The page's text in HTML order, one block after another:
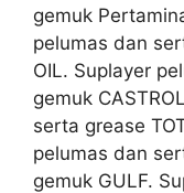
gemuk
pelumas dan
OIL. Suplayer
gemuk
serta grease
pelumas dan
gemuk GULF.